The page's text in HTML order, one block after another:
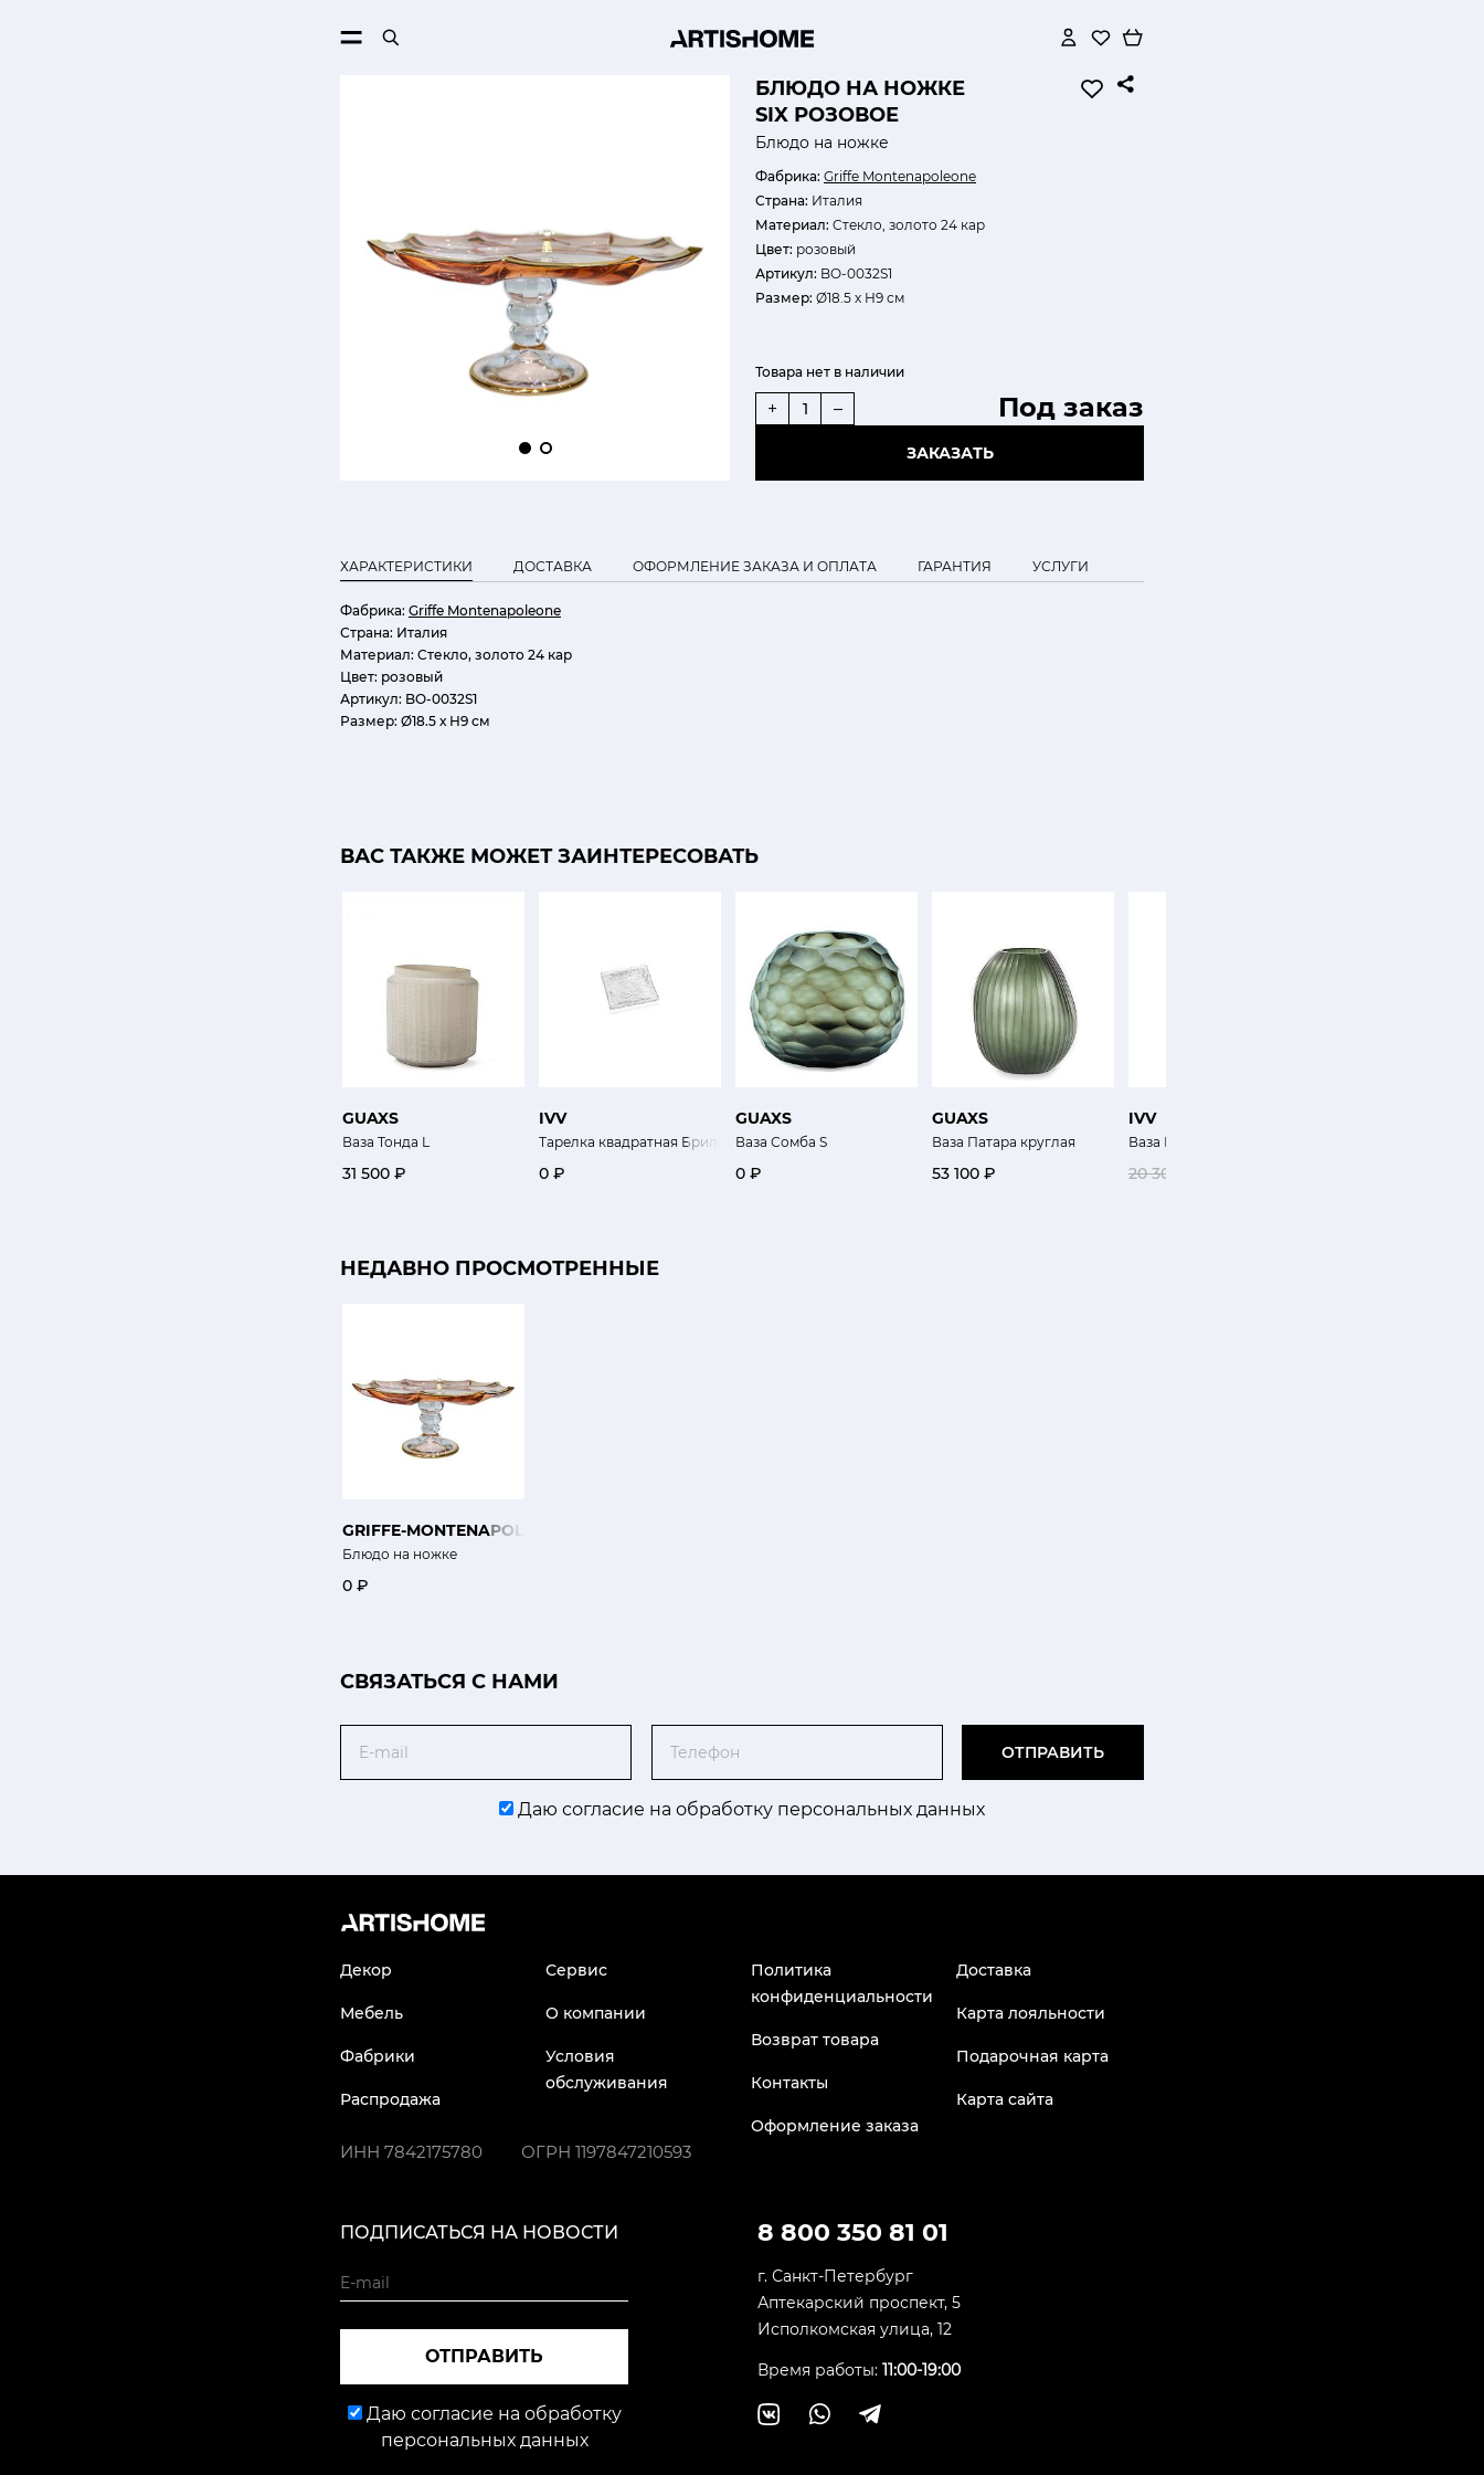
БЛЮДО НА НОЖКЕ
SIX РОЗОВОЕ
Блюдо на ножке
Фабрика: Griffe Montenapoleone
Страна: Италия
Материал: Cтекло, золото 24 кар
Цвет: розовый
Артикул: BO-0032S1
Размер: Ø18.5 х Н9 см
Товара нет в наличии
Под заказ
+ –
ЗАКАЗАТЬ
ХАРАКТЕРИСТИКИ ДОСТАВКА ОФОРМЛЕНИЕ ЗАКАЗА И ОПЛАТА ГАРАНТИЯ УСЛУГИ
Фабрика: Griffe Montenapoleone
Страна: Италия
Материал: Cтекло, золото 24 кар
Цвет: розовый
Артикул: BO-0032S1
Размер: Ø18.5 х Н9 см
ВАС ТАКЖЕ МОЖЕТ ЗАИНТЕРЕСОВАТЬ
GUAXS
Ваза Тонда L
31 500 ₽
IVV
Тарелка квадратная Бриллиант 16 х 16 см
0 ₽
GUAXS
Ваза Сомба S
0 ₽
GUAXS
Ваза Патара круглая
53 100 ₽
IVV
Ваза Голуэй
20 300 ₽
НЕДАВНО ПРОСМОТРЕННЫЕ
GRIFFE-MONTENAPOLEONE
Блюдо на ножке
0 ₽
CВЯЗАТЬСЯ С НАМИ
ОТПРАВИТЬ
Даю согласие на обработку персональных данных
Декор
Мебель
Фабрики
Распродажа
Сервис
О компании
Условия
обслуживания
Политика
конфиденциальности
Возврат товара
Контакты
Оформление заказа
Доставка
Карта лояльности
Подарочная карта
Карта сайта
ИНН 7842175780 ОГРН 1197847210593
8 800 350 81 01
г. Санкт-Петербург
Аптекарский проспект, 5
Исполкомская улица, 12
Время работы: 11:00-19:00
ПОДПИСАТЬСЯ НА НОВОСТИ
ОТПРАВИТЬ
Даю согласие на обработку
персональных данных